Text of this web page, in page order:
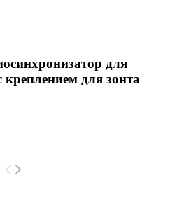
для
для зонта